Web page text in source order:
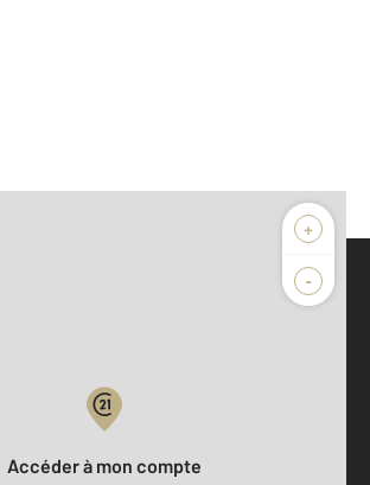
+
-
Accéder à mon compte